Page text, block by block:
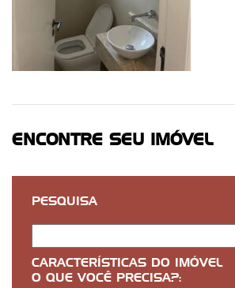
ENCONTRE SEU IMÓVEL
PESQUISA
CARACTERÍSTICAS DO IMÓVEL
O QUE VOCÊ PRECISA?: